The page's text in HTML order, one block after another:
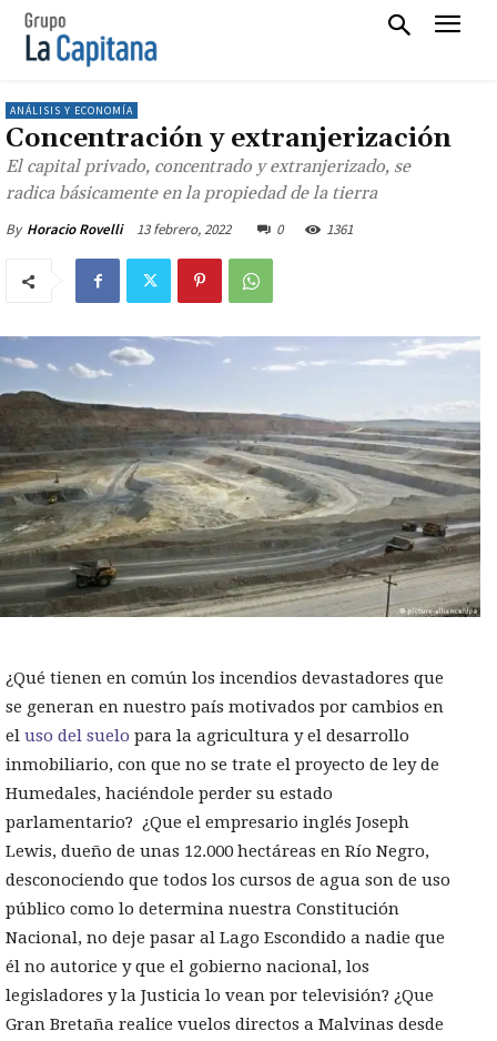
ANÁLISIS Y ECONOMÍA
Concentración y extranjerización
El capital privado, concentrado y extranjerizado, se
radica básicamente en la propiedad de la tierra
By Horacio Rovelli 13 febrero, 2022 0 1361
¿Qué tienen en común los incendios devastadores que
se generan en nuestro país motivados por cambios en
el uso del suelo para la agricultura y el desarrollo
inmobiliario, con que no se trate el proyecto de ley de
Humedales, haciéndole perder su estado
parlamentario? ¿Que el empresario inglés Joseph
Lewis, dueño de unas 12.000 hectáreas en Río Negro,
desconociendo que todos los cursos de agua son de uso
público como lo determina nuestra Constitución
Nacional, no deje pasar al Lago Escondido a nadie que
él no autorice y que el gobierno nacional, los
legisladores y la Justicia lo vean por televisión? ¿Que
Gran Bretaña realice vuelos directos a Malvinas desde